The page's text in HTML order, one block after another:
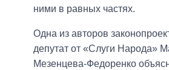
ними в равных частях.
Одна из авторов
депутат от «Слуги Народа»
Мезенцева-Федоренко